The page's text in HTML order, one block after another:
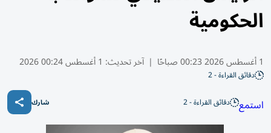
الحكومية
1 أغسطس 2026 00:23 صباحًا | آخر تحديث: 1 أغسطس 00:24 2026
دقائق القراءة - 2
استمع دقائق القراءة - 2 شارك